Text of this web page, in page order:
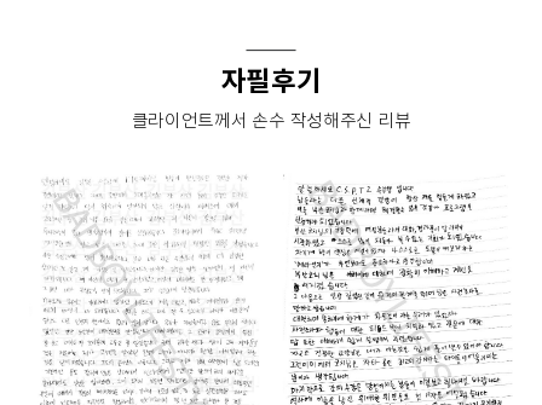
자필후기
클라이언트께서 손수 작성해주신 리뷰